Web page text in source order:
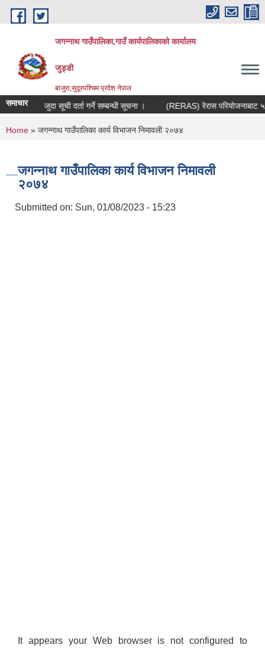
Skip to main content
जगन्नाथ गाउँपालिका,गाउँ कार्यपालिकाको कार्यालय
जुड्डी
बाजुरा,सुदूरपश्चिम प्रदेश नेपाल
समाचार मौजुदा सूची दर्ता गर्ने सम्बन्धी सूचना । (RERAS) रेरास परियोजनाबाट
You are here
Home » जगन्नाथ गाउँपालिका कार्य विभाजन निमावली २०७४
जगन्नाथ गाउँपालिका कार्य विभाजन निमावली
२०७४
Submitted on: Sun, 01/08/2023 - 15:23
It appears your Web browser is not configured to